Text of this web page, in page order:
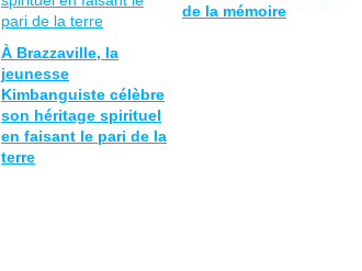
À Brazzaville, la
jeunesse
Kimbanguiste célèbre
son héritage spirituel
en faisant le pari de la
terre
de la mémoire